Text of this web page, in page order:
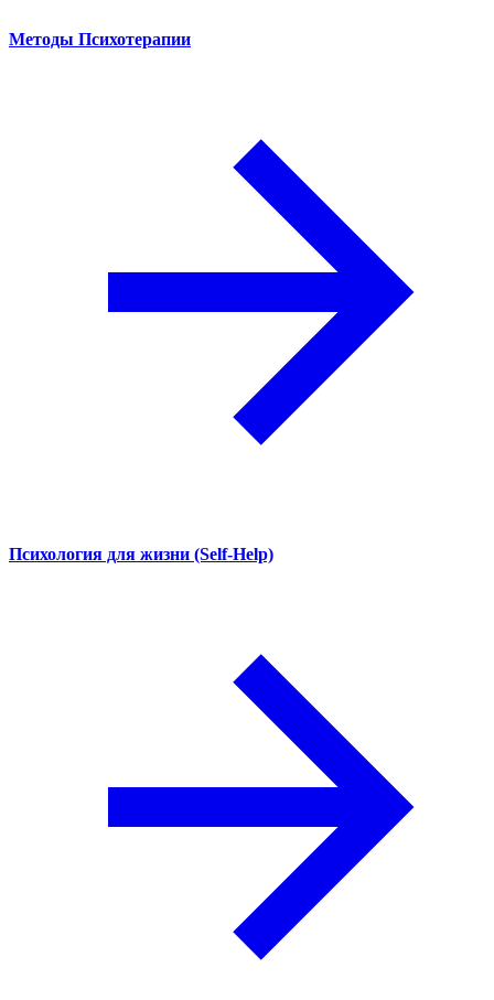
Методы Психотерапии
Психология для жизни (Self-Help)